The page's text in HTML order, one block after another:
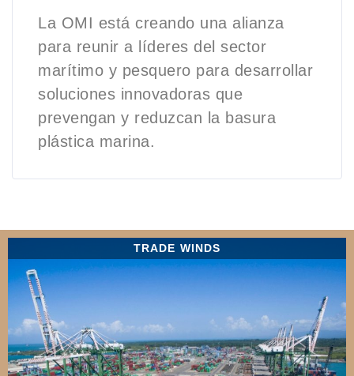
La OMI está creando una alianza
para reunir a líderes del sector
marítimo y pesquero para desarrollar
soluciones innovadoras que
prevengan y reduzcan la basura
plástica marina.
TRADE WINDS